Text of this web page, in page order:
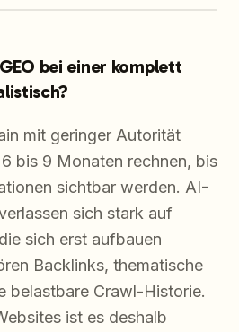
bei einer komplett
mit geringer Autorität
bis 9 Monaten rechnen, bis
sichtbar werden. AI-
sich stark auf
sich erst aufbauen
Backlinks, thematische
belastbare Crawl-Historie.
ist es deshalb